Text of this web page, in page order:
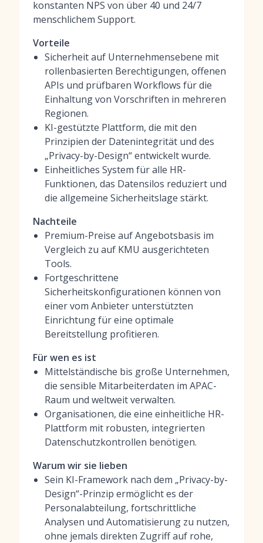
konstanten NPS von über 40 und 24/7
menschlichem Support.
Vorteile
Sicherheit auf Unternehmensebene mit
rollenbasierten Berechtigungen, offenen
APIs und prüfbaren Workflows für die
Einhaltung von Vorschriften in mehreren
Regionen.
KI-gestützte Plattform, die mit den
Prinzipien der Datenintegrität und des
„Privacy-by-Design“ entwickelt wurde.
Einheitliches System für alle HR-
Funktionen, das Datensilos reduziert und
die allgemeine Sicherheitslage stärkt.
Nachteile
Premium-Preise auf Angebotsbasis im
Vergleich zu auf KMU ausgerichteten
Tools.
Fortgeschrittene
Sicherheitskonfigurationen können von
einer vom Anbieter unterstützten
Einrichtung für eine optimale
Bereitstellung profitieren.
Für wen es ist
Mittelständische bis große Unternehmen,
die sensible Mitarbeiterdaten im APAC-
Raum und weltweit verwalten.
Organisationen, die eine einheitliche HR-
Plattform mit robusten, integrierten
Datenschutzkontrollen benötigen.
Warum wir sie lieben
Sein KI-Framework nach dem „Privacy-by-
Design“-Prinzip ermöglicht es der
Personalabteilung, fortschrittliche
Analysen und Automatisierung zu nutzen,
ohne jemals direkten Zugriff auf rohe,